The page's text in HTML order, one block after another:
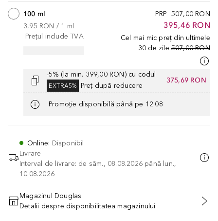
PRP 507,00 RON
395,46 RON
Cel mai mic preț din ultimele
30 de zile 507,00 RON
100 ml
3,95 RON / 1 ml
Prețul include TVA
-5% (la min. 399,00 RON) cu codul
EXTRA5% Preț după reducere
375,69 RON
Promoție disponibilă până pe 12.08
Online: Disponibil
Livrare
Interval de livrare: de sâm., 08.08.2026 până lun.,
10.08.2026
ADĂUGAȚI ÎN COŞ
Magazinul Douglas
Detalii despre disponibilitatea magazinului